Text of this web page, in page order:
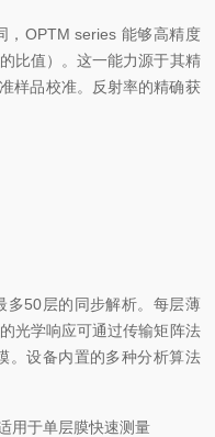
，OPTM series 能够高精度
比值）。这一能力源于其精
样品校准。反射率的精确获
多50层的同步解析。每层薄
光学响应可通过传输矩阵法
。设备内置的多种分析算法
用于单层膜快速测量